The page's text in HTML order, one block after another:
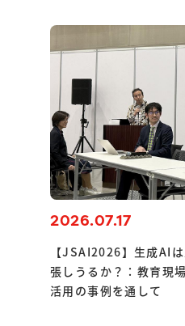
2026.07.17
【JSAI2026】生成AI
張しうるか？：教育現
活用の事例を通して